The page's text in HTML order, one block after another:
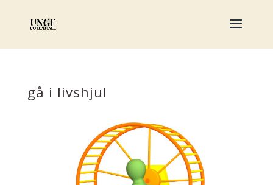
gå i livshjul